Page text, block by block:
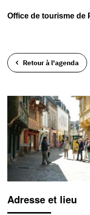
Office de tourisme de
Retour à l'agenda
Adresse et lieu